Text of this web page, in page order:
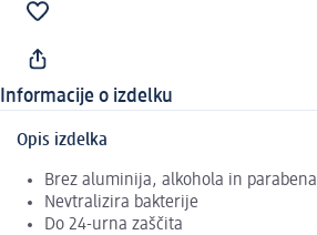
Informacije o izdelku
Opis izdelka
Brez aluminija, alkohola in parabena
Nevtralizira bakterije
Do 24-urna zaščita